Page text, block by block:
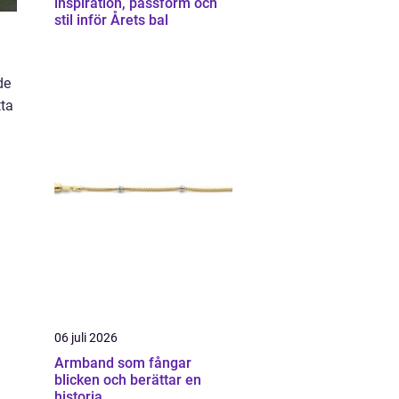
stil inför Årets bal
06 juli 2026
Armband som fångar
blicken och berättar en